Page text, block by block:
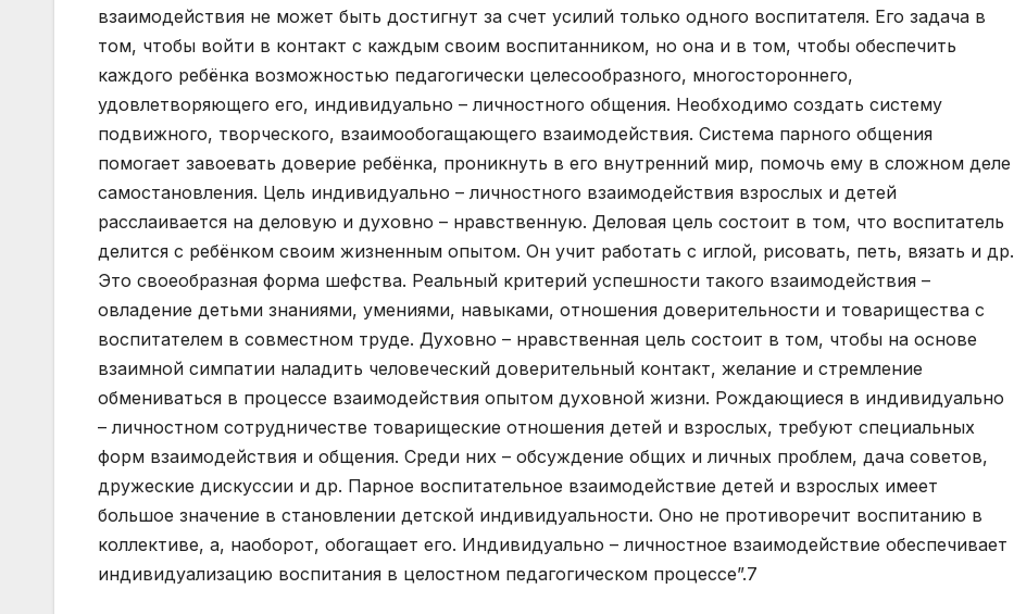
взаимодействия не может быть достигнут за счет усилий только одного воспитателя. Его задача в
том, чтобы войти в контакт с каждым своим воспитанником, но она и в том, чтобы обеспечить
каждого ребёнка возможностью педагогически целесообразного, многостороннего,
удовлетворяющего его, индивидуально – личностного общения. Необходимо создать систему
подвижного, творческого, взаимообогащающего взаимодействия. Система парного общения
помогает завоевать доверие ребёнка, проникнуть в его внутренний мир, помочь ему в сложном деле
самостановления. Цель индивидуально – личностного взаимодействия взрослых и детей
расслаивается на деловую и духовно – нравственную. Деловая цель состоит в том, что воспитатель
делится с ребёнком своим жизненным опытом. Он учит работать с иглой, рисовать, петь, вязать и др.
Это своеобразная форма шефства. Реальный критерий успешности такого взаимодействия –
овладение детьми знаниями, умениями, навыками, отношения доверительности и товарищества с
воспитателем в совместном труде. Духовно – нравственная цель состоит в том, чтобы на основе
взаимной симпатии наладить человеческий доверительный контакт, желание и стремление
обмениваться в процессе взаимодействия опытом духовной жизни. Рождающиеся в индивидуально
– личностном сотрудничестве товарищеские отношения детей и взрослых, требуют специальных
форм взаимодействия и общения. Среди них – обсуждение общих и личных проблем, дача советов,
дружеские дискуссии и др. Парное воспитательное взаимодействие детей и взрослых имеет
большое значение в становлении детской индивидуальности. Оно не противоречит воспитанию в
коллективе, а, наоборот, обогащает его. Индивидуально – личностное взаимодействие обеспечивает
индивидуализацию воспитания в целостном педагогическом процессе”.7